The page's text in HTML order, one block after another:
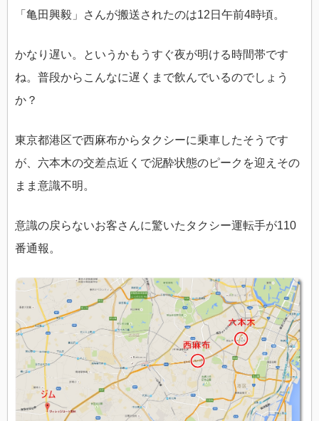
「亀田興毅」さんが搬送されたのは12日午前4時頃。
かなり遅い。というかもうすぐ夜が明ける時間帯です
ね。普段からこんなに遅くまで飲んでいるのでしょう
か？
東京都港区で西麻布からタクシーに乗車したそうです
が、六本木の交差点近くで泥酔状態のピークを迎えその
まま意識不明。
意識の戻らないお客さんに驚いたタクシー運転手が110
番通報。